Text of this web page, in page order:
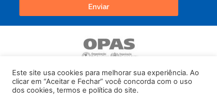
Enviar
Este site usa cookies para melhorar sua experiência. Ao
clicar em “Aceitar e Fechar” você concorda com o uso
dos cookies, termos e política do site.